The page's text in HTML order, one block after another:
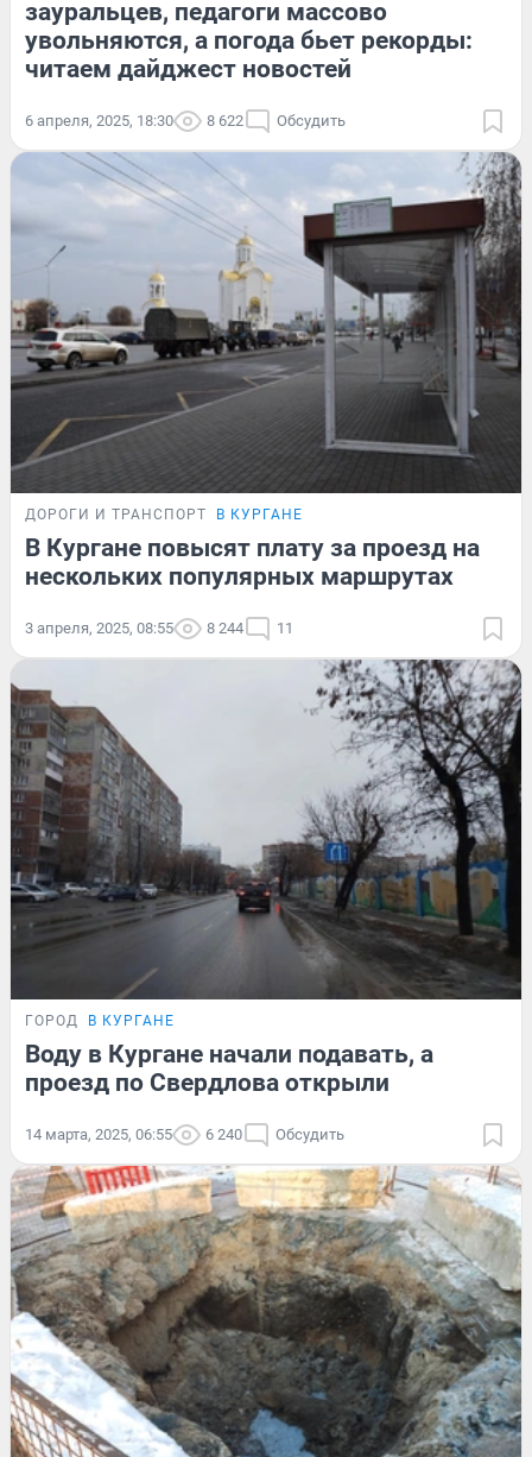
зауральцев, педагоги массово
увольняются, а погода бьет рекорды:
читаем дайджест новостей
6 апреля, 2025, 18:30 8 622 Обсудить
ДОРОГИ И ТРАНСПОРТ В КУРГАНЕ
В Кургане повысят плату за проезд на
нескольких популярных маршрутах
3 апреля, 2025, 08:55 8 244 11
ГОРОД В КУРГАНЕ
Воду в Кургане начали подавать, а
проезд по Свердлова открыли
14 марта, 2025, 06:55 6 240 Обсудить